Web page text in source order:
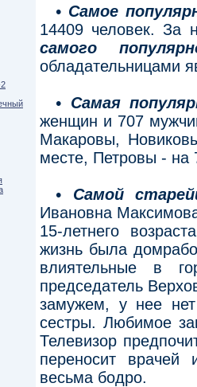
• Самое
14409 человек. За
самого
обладательницами
• Самая
женщин и 707
Макаровы,
месте, Петровы -
• Самой
Ивановна
15-летнего
жизнь была
влиятельные в
председатель
замужем, у нее
сестры. Любимое
Телевизор
переносит врачей
весьма бодро.